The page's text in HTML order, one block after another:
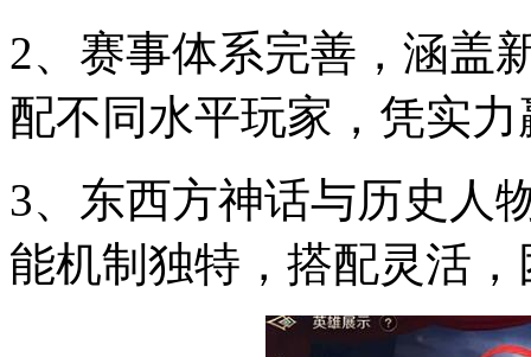
2、赛事体系完善，涵盖
配不同水平玩家，凭实
3、东西方神话与历史人
能机制独特，搭配灵活